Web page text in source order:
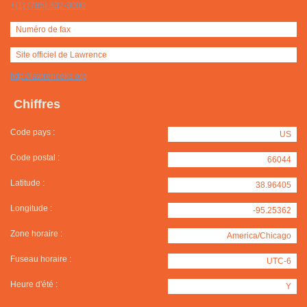
+(1) (785) 832-3000
Numéro de fax
Site officiel de Lawrence
http://lawrenceks.org
Chiffres
Code pays : US
Code postal : 66044
Latitude : 38.96405
Longitude : -95.25362
Zone horaire : America/Chicago
Fuseau horaire : UTC-6
Heure d'été : Y